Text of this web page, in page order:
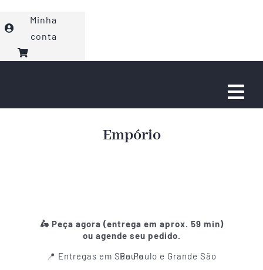
para
conteúdo
Minha
conta
Empório
🛵 Peça agora (entrega em aprox. 59 min)
ou agende seu pedido.
📍 Entregas em São Paulo e Grande São Paulo